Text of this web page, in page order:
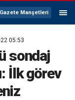
Gazete Manşetleri
05:53
sondaj
İlk görev